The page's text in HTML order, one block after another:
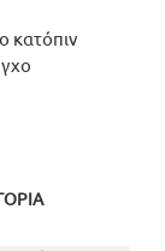
κατόπιν